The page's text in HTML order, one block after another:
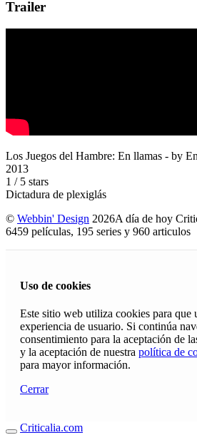
Trailer
Los Juegos del Hambre: En llamas - by
2013
1 / 5 stars
Dictadura de plexiglás
© Webbin' Design 2026A día de hoy
6459 películas, 195 series y 960 articulos
Uso de cookies
Este sitio web utiliza cookies para que
experiencia de usuario. Si continúa
consentimiento para la aceptación de
y la aceptación de nuestra política de
para mayor información.
Cerrar
Criticalia.com